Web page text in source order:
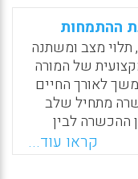
ומצד
תפיסה
, המעוגנות בחוזר
.
ההתמחות
תלוי מצב ומשתנה
של המורה
לאורך החיים
מתחיל שלב
ההכשרה לבין
כרוך בתהליכי
תאוריות
קראו עוד...